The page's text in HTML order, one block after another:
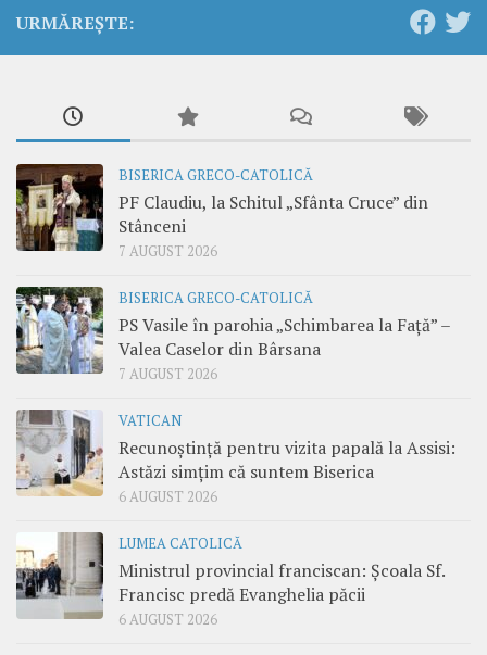
URMĂREȘTE:
BISERICA GRECO-CATOLICĂ
PF Claudiu, la Schitul „Sfânta Cruce” din
Stânceni
7 AUGUST 2026
BISERICA GRECO-CATOLICĂ
PS Vasile în parohia „Schimbarea la Față” –
Valea Caselor din Bârsana
7 AUGUST 2026
VATICAN
Recunoștință pentru vizita papală la Assisi:
Astăzi simțim că suntem Biserica
6 AUGUST 2026
LUMEA CATOLICĂ
Ministrul provincial franciscan: Școala Sf.
Francisc predă Evanghelia păcii
6 AUGUST 2026